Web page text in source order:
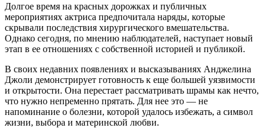
Долгое время на красных дорожках и публичных
мероприятиях актриса предпочитала наряды, которые
скрывали последствия хирургического вмешательства.
Однако сегодня, по мнению наблюдателей, наступает новый
этап в ее отношениях с собственной историей и публикой.
В своих недавних появлениях и высказываниях Анджелина
Джоли демонстрирует готовность к еще большей уязвимости
и открытости. Она перестает рассматривать шрамы как нечто,
что нужно непременно прятать. Для нее это — не
напоминание о болезни, которой удалось избежать, а символ
жизни, выбора и материнской любви.